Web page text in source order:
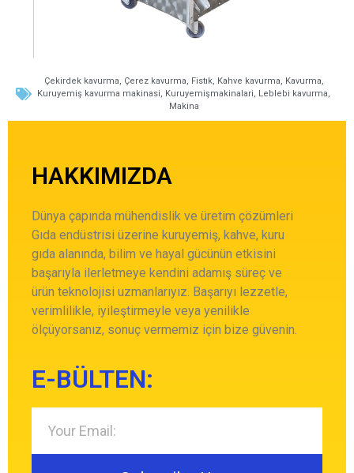
Çekirdek kavurma, Çerez kavurma, Fistık, Kahve kavurma, Kavurma,
Kuruyemiş kavurma makinasi, Kuruyemişmakinalari, Leblebi kavurma,
Makina
HAKKIMIZDA
Dünya çapında mühendislik ve üretim çözümleri
Gıda endüstrisi üzerine kuruyemiş, kahve, kuru
gıda alanında, bilim ve hayal gücünün etkisini
başarıyla ilerletmeye kendini adamış süreç ve
ürün teknolojisi uzmanlarıyız. Başarıyı lezzetle,
verimlilikle, iyileştirmeyle veya yenilikle
ölçüyorsanız, sonuç vermemiz için bize güvenin.
E-BÜLTEN: